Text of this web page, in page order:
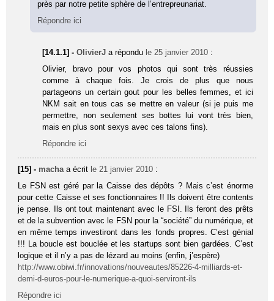
près par notre petite sphère de l’entrepreunariat.
Répondre ici
[14.1.1] -OlivierJ a répondu le 25 janvier 2010 :
Olivier, bravo pour vos photos qui sont très réussies
comme à chaque fois. Je crois de plus que nous
partageons un certain gout pour les belles femmes, et ici
NKM sait en tous cas se mettre en valeur (si je puis me
permettre, non seulement ses bottes lui vont très bien,
mais en plus sont sexys avec ces talons fins).
Répondre ici
[15] - macha a écrit le 21 janvier 2010 :
Le FSN est géré par la Caisse des dépôts ? Mais c’est énorme
pour cette Caisse et ses fonctionnaires !! Ils doivent être contents
je pense. Ils ont tout maintenant avec le FSI. Ils feront des prêts
et de la subvention avec le FSN pour la “société” du numérique, et
en même temps investiront dans les fonds propres. C’est génial
!!! La boucle est bouclée et les startups sont bien gardées. C’est
logique et il n’y a pas de lézard au moins (enfin, j’espère)
http://www.obiwi.fr/innovations/nouveautes/85226-4-milliards-et-
demi-d-euros-pour-le-numerique-a-quoi-serviront-ils
Répondre ici